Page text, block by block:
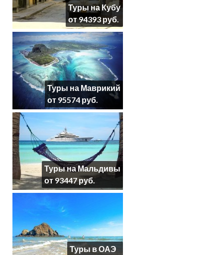
Туры на Кубу
от 94393 руб.
Туры на Маврикий
от 95574 руб.
Туры на Мальдивы
от 93447 руб.
Туры в ОАЭ